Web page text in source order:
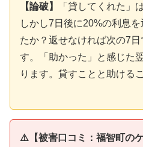
【論破】
「貸してくれた」
しかし7日後に20%の利息
たか？返せなければ次の7
す。「助かった」と感じた
ります。貸すことと助ける
⚠️【被害口コミ：福智町のケ